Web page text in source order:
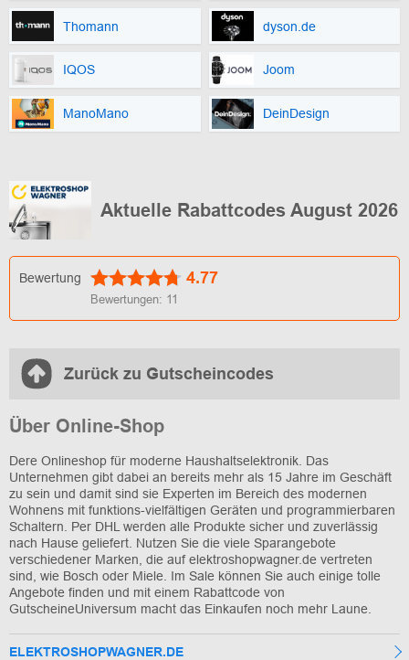
Thomann dyson.de
IQOS Joom
ManoMano DeinDesign
Aktuelle Rabattcodes August 2026
Bewertung 4.77
Bewertungen: 11
Zurück zu Gutscheincodes
Über Online-Shop
Dere Onlineshop für moderne Haushaltselektronik. Das
Unternehmen gibt dabei an bereits mehr als 15 Jahre im Geschäft
zu sein und damit sind sie Experten im Bereich des modernen
Wohnens mit funktions-vielfältigen Geräten und programmierbaren
Schaltern. Per DHL werden alle Produkte sicher und zuverlässig
nach Hause geliefert. Nutzen Sie die viele Sparangebote
verschiedener Marken, die auf elektroshopwagner.de vertreten
sind, wie Bosch oder Miele. Im Sale können Sie auch einige tolle
Angebote finden und mit einem Rabattcode von
GutscheineUniversum macht das Einkaufen noch mehr Laune.
ELEKTROSHOPWAGNER.DE